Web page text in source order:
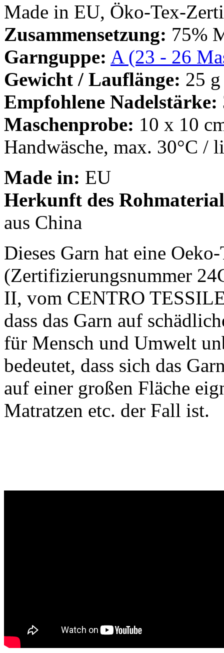
Made in EU, Öko-Tex-
Zusammensetzung: 75%
Garnguppe: A (23 - 26
Gewicht / Lauflänge: 25
Empfohlene Nadelstärke:
Maschenprobe: 10 x 10
Handwäsche, max. 30°C /
Made in: EU
Herkunft des
aus China
Dieses Garn hat eine
(Zertifizierungsnummer
II, vom CENTRO
dass das Garn auf
für Mensch und Umwelt
bedeutet, dass sich das
auf einer großen Fläche
Matratzen etc. der Fall ist.